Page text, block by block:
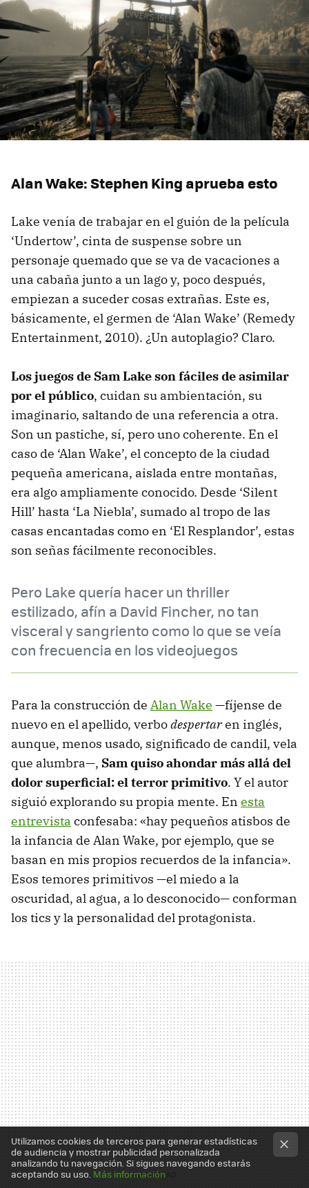
Alan Wake: Stephen King aprueba esto
Lake venía de trabajar en el guión de la película
‘Undertow’, cinta de suspense sobre un
personaje quemado que se va de vacaciones a
una cabaña junto a un lago y, poco después,
empiezan a suceder cosas extrañas. Este es,
básicamente, el germen de ‘Alan Wake’ (Remedy
Entertainment, 2010). ¿Un autoplagio? Claro.
Los juegos de Sam Lake son fáciles de asimilar
por el público, cuidan su ambientación, su
imaginario, saltando de una referencia a otra.
Son un pastiche, sí, pero uno coherente. En el
caso de ‘Alan Wake’, el concepto de la ciudad
pequeña americana, aislada entre montañas,
era algo ampliamente conocido. Desde ‘Silent
Hill’ hasta ‘La Niebla’, sumado al tropo de las
casas encantadas como en ‘El Resplandor’, estas
son señas fácilmente reconocibles.
Pero Lake quería hacer un thriller
estilizado, afín a David Fincher, no tan
visceral y sangriento como lo que se veía
con frecuencia en los videojuegos
Para la construcción de Alan Wake —fíjense de
nuevo en el apellido, verbodespertaren inglés,
aunque, menos usado, significado de candil, vela
que alumbra—, Sam quiso ahondar más allá del
dolor superficial: el terror primitivo. Y el autor
siguió explorando su propia mente. En esta
entrevista confesaba: «hay pequeños atisbos de
la infancia de Alan Wake, por ejemplo, que se
basan en mis propios recuerdos de la infancia».
Esos temores primitivos —el miedo a la
oscuridad, al agua, a lo desconocido— conforman
los tics y la personalidad del protagonista.
Utilizamos cookies de terceros para generar estadísticas
de audiencia y mostrar publicidad personalizada
analizando tu navegación. Si sigues navegando estarás
aceptando su uso. Más información